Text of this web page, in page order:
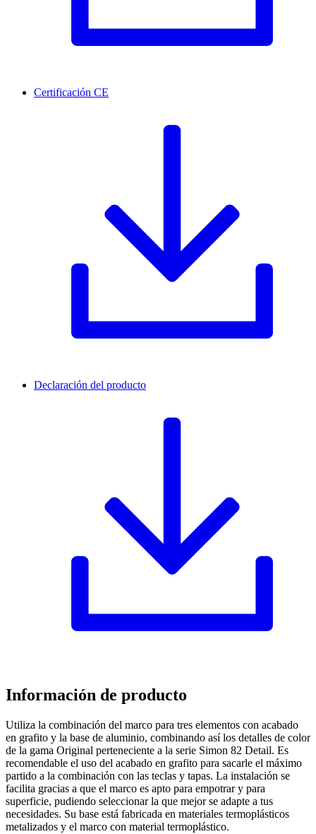
Certificación CE
Declaración del producto
Información de producto
Utiliza la combinación del marco para tres elementos con acabado
en grafito y la base de aluminio, combinando así los detalles de color
de la gama Original perteneciente a la serie Simon 82 Detail. Es
recomendable el uso del acabado en grafito para sacarle el máximo
partido a la combinación con las teclas y tapas. La instalación se
facilita gracias a que el marco es apto para empotrar y para
superficie, pudiendo seleccionar la que mejor se adapte a tus
necesidades. Su base está fabricada en materiales termoplásticos
metalizados y el marco con material termoplástico.